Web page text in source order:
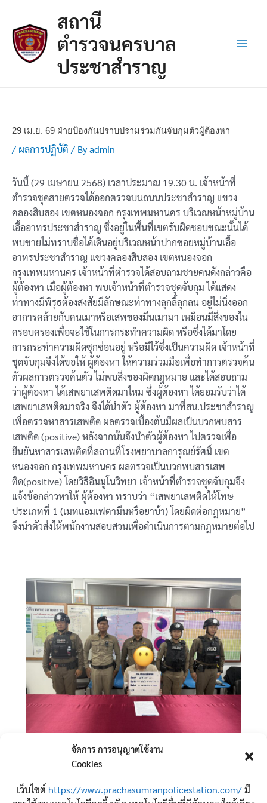
จัดการ การอนุญาตใช้งาน
Cookies
เว็บไซต์ https://www.prachasumranpolicestation.com/มี
content
สถานี
ตำรวจนครบาล
ประชาสำราญ
29 เม.ย. 69 ฝ่ายป้องกันปราบปรามร่วมกันจับกุมตัวผู้ต้องหา
/ ผลการปฏิบัติ / Byadmin
วันนี้ (29 เมษายน 2568) เวลาประมาณ 19.30 น. เจ้าหน้าที่
ตำรวจชุดสายตรวจได้ออกตรวจบนถนนประชาสำราญ แขวง
คลองสิบสอง เขตหนองจอก กรุงเทพมหานคร บริเวณหน้าหมู่บ้าน
เอื้ออาทรประชาสำราญ ซึ่งอยู่ในพื้นที่เขตรับผิดชอบขณะนั้นได้
พบชายไม่ทราบชื่อได้เดินอยู่บริเวณหน้าปากซอยหมู่บ้านเอื้อ
อาทรประชาสำราญ แขวงคลองสิบสอง เขตหนองจอก
กรุงเทพมหานคร เจ้าหน้าที่ตำรวจได้สอบถามชายคนดังกล่าวคือ
ผู้ต้องหา เมื่อผู้ต้องหา พบเจ้าหน้าที่ตำรวจชุดจับกุม ได้แสดง
ท่าทางมีพิรุธต้องสงสัยมีลักษณะท่าทางลุกลี้ลุกลน อยู่ไม่นิ่งออก
อาการคล้ายกับคนเมาหรือเสพของมึนเมามา เหมือนมีสิ่งของใน
ครอบครองเพื่อจะใช้ในการกระทำความผิด หรือซึ่งได้มาโดย
การกระทำความผิดซุกซ่อนอยู่ หรือมีไว้ซึ่งเป็นความผิด เจ้าหน้าที่
ชุดจับกุมจึงได้ขอให้ ผู้ต้องหา ให้ความร่วมมือเพื่อทำการตรวจค้น
ตัวผลการตรวจค้นตัว ไม่พบสิ่งของผิดกฎหมาย และได้สอบถาม
ว่าผู้ต้องหา ได้เสพยาเสพติดมาไหม ซึ่งผู้ต้องหา ได้ยอมรับว่าได้
เสพยาเสพติดมาจริง จึงได้นำตัว ผู้ต้องหา มาที่สน.ประชาสำราญ
เพื่อตรวจหาสารเสพติด ผลตรวจเบื้องต้นมีผลเป็นบวกพบสาร
เสพติด (positive) หลังจากนั้นจึงนำตัวผู้ต้องหา ไปตรวจเพื่อ
ยืนยันหาสารเสพติดที่สถานที่โรงพยาบาลการุณย์รัศมิ์ เขต
หนองจอก กรุงเทพมหานคร ผลตรวจเป็นบวกพบสารเสพ
ติด(positive) โดยวิธีอิมมูโนวิทยา เจ้าหน้าที่ตำรวจชุดจับกุมจึง
แจ้งข้อกล่าวหาให้ ผู้ต้องหา ทราบว่า “เสพยาเสพติดให้โทษ
ประเภทที่ 1 (เมทแอมเฟตามีนหรือยาบ้า) โดยผิดต่อกฎหมาย”
จึงนำตัวส่งให้พนักงานสอบสวนเพื่อดำเนินการตามกฎหมายต่อไป
จำนวนผู้เข้าชม:23
navigation